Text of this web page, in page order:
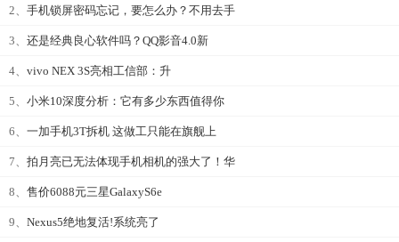
2、 手机锁屏密码忘记，要怎么办？不用去手
3、 还是经典良心软件吗？QQ影音4.0新
4、 vivo NEX 3S亮相工信部：升
5、 小米10深度分析：它有多少东西值得你
6、 一加手机3T拆机 这做工只能在旗舰上
7、 拍月亮已无法体现手机相机的强大了！华
8、 售价6088元三星GalaxyS6e
9、 Nexus5绝地复活!系统亮了